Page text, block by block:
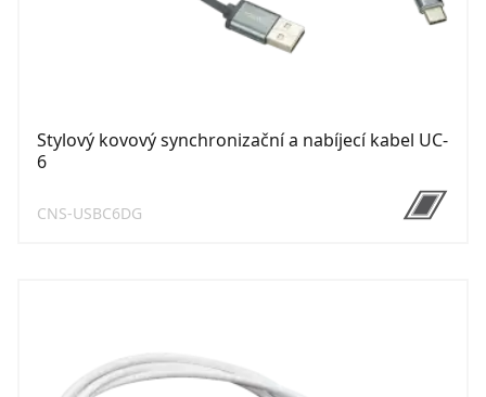
Stylový kovový synchronizační a nabíjecí kabel UC-
6
CNS-USBC6DG